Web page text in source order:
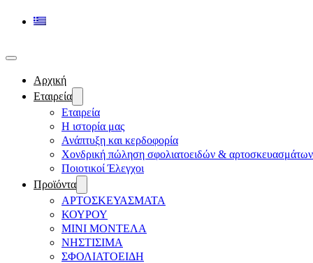
Αρχική
Εταιρεία
Εταιρεία
Η ιστορία μας
Ανάπτυξη και κερδοφορία
Χονδρική πώληση σφολιατοειδών & αρτοσκευασμάτων
Ποιοτικοί Έλεγχοι
Προϊόντα
ΑΡΤΟΣΚΕΥΑΣΜΑΤΑ
ΚΟΥΡΟΥ
ΜΙΝΙ ΜΟΝΤΕΛΑ
ΝΗΣΤΙΣΙΜΑ
ΣΦΟΛΙΑΤΟΕΙΔΗ